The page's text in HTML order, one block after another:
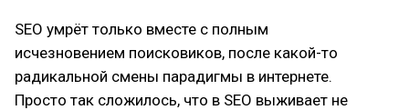
SEO умрёт только вместе с полным
исчезновением поисковиков, после какой-то
радикальной смены парадигмы в интернете.
Просто так сложилось, что в SEO выживает не